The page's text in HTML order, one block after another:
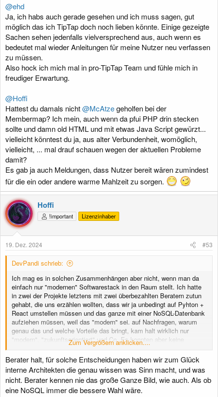
@ehd
Ja, ich habs auch gerade gesehen und ich muss sagen, gut
möglich das ich TipTap doch noch lieben könnte. Einige gezeigte
Sachen sehen jedenfalls vielversprechend aus, auch wenn es
bedeutet mal wieder Anleitungen für meine Nutzer neu verfassen
zu müssen.
Also hock ich mich mal in pro-TipTap Team und fühle mich in
freudiger Erwartung.
@Hoffi
Hattest du damals nicht@McAtzegeholfen bei der
Membermap? Ich mein, auch wenn da pfui PHP drin stecken
sollte und damn old HTML und mit etwas Java Script gewürzt...
vielleicht könntest du ja, aus alter Verbundenheit, womöglich,
vielleicht, ... mal drauf schauen wegen der aktuellen Probleme
damit?
Es gab ja auch Meldungen, dass Nutzer bereit wären zumindest
für die ein oder andere warme Mahlzeit zu sorgen.
Hoffi
!important Lizenzinhaber
19. Dez. 2024 #53
DevPandi schrieb:
Ich mag es in solchen Zusammenhängen aber nicht, wenn man da
einfach nur "modernen" Softwarestack in den Raum stellt. Ich hatte
in zwei der Projekte letztens mit zwei überbezahlten Beratern zutun
gehabt, die uns erzählen wollten, dass wir ja unbedingt auf Pyhton +
React umstellen müssen und das ganze mit einer NoSQL-Datenbank
aufziehen müssen, weil das "modern" sei. auf Nachfragen, warum
genau das und welche Vorteile das bringt, kam halt wirklich nur
"modern", "zukunftsorientiert" und Co. Es konnten aber keine
handfesten Vorteile benannt werden. Unsere beiden Senior Devs fürs
Backend und der fürs Frontend sind bei den Sitzungen fast im Kreis
gesprungen wegen soviel "Bullshit", der da rum kam.
Zum Vergrößern anklicken....
Berater halt, für solche Entscheidungen haben wir zum Glück
interne Architekten die genau wissen was Sinn macht, und was
nicht. Berater kennen nie das große Ganze Bild, wie auch. Als ob
eine NoSQL immer die bessere Wahl wäre.